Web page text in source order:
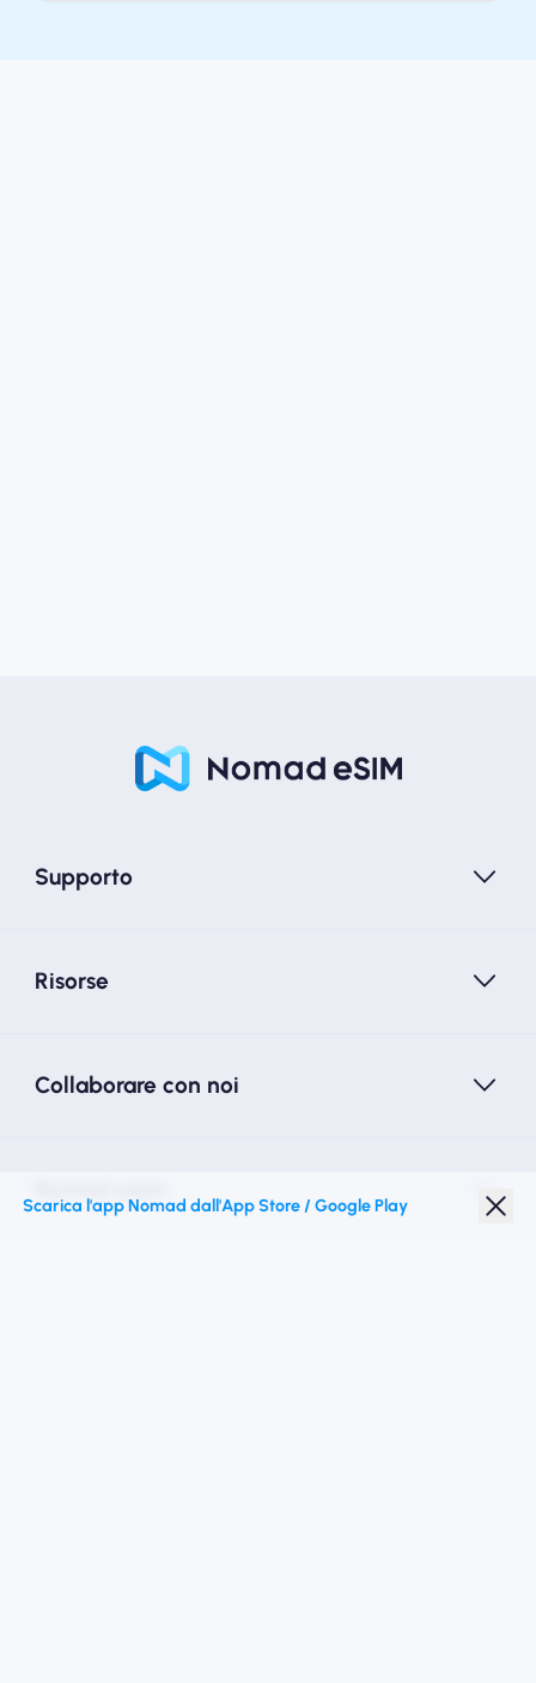
Supporto
Risorse
Collaborare con noi
Scarica l'app Nomad dall'App Store / Google Play